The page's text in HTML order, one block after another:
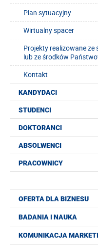
Plan sytuacyjny
Wirtualny spacer
Projekty realizowane
lub ze środków
Kontakt
KANDYDACI
STUDENCI
DOKTORANCI
ABSOLWENCI
PRACOWNICY
OFERTA DLA BIZNESU
BADANIA I NAUKA
KOMUNIKACJA